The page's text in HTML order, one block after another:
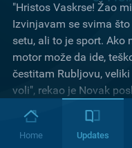
"Hristos Vaskrse! Žao
Izvinjavam se svima
setu, ali to je sport. Ako
motor može da ide,
čestitam Rubljovu,
voli", rekao je Novak
"Jedinstven je osećaj
ne samo kao igrač.
Home Updates